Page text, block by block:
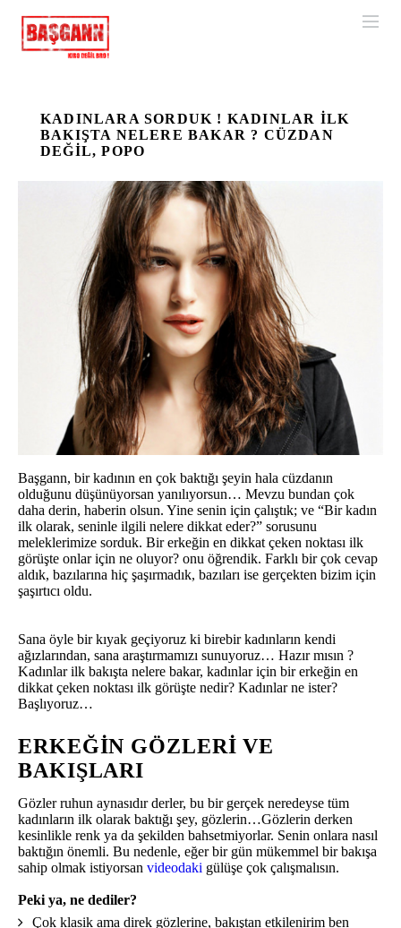
KADINLARA SORDUK ! KADINLAR ILK
BAKIŞTA NELERE BAKAR ? CÜZDAN
DEĞIL, POPO
Başgann, bir kadının en çok baktığı şeyin hala cüzdanın
olduğunu düşünüyorsan yanılıyorsun… Mevzu bundan çok
daha derin, haberin olsun. Yine senin için çalıştık; ve “Bir kadın
ilk olarak, seninle ilgili nelere dikkat eder?” sorusunu
meleklerimize sorduk. Bir erkeğin en dikkat çeken noktası ilk
görüşte onlar için ne oluyor? onu öğrendik. Farklı bir çok cevap
aldık, bazılarına hiç şaşırmadık, bazıları ise gerçekten bizim için
şaşırtıcı oldu.
Sana öyle bir kıyak geçiyoruz ki birebir kadınların kendi
ağızlarından, sana araştırmamızı sunuyoruz… Hazır mısın ?
Kadınlar ilk bakışta nelere bakar, kadınlar için bir erkeğin en
dikkat çeken noktası ilk görüşte nedir? Kadınlar ne ister?
Başlıyoruz…
ERKEĞIN GÖZLERI VE
BAKIŞLARI
Gözler ruhun aynasıdır derler, bu bir gerçek neredeyse tüm
kadınların ilk olarak baktığı şey, gözlerin…Gözlerin derken
kesinlikle renk ya da şekilden bahsetmiyorlar. Senin onlara nasıl
baktığın önemli. Bu nedenle, eğer bir gün mükemmel bir bakışa
sahip olmak istiyorsan videodaki gülüşe çok çalışmalısın.
Peki ya, ne dediler?
Çok klasik ama direk gözlerine, bakıştan etkilenirim ben